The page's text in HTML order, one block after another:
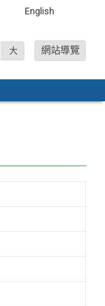
English
大 網站導覽